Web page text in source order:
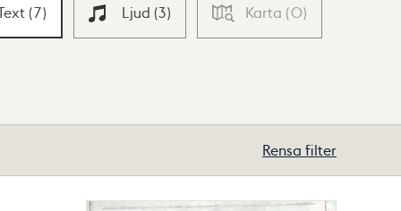
(7) Ljud (3) Karta (0)
Rensa filter